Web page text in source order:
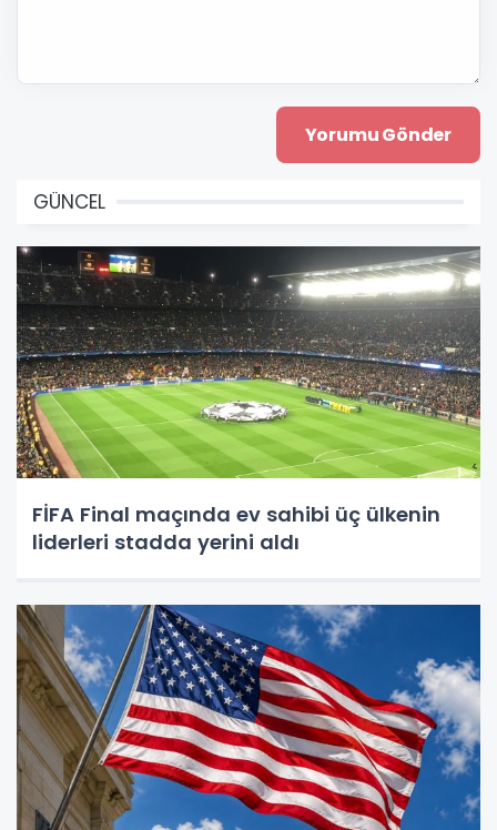
GÜNCEL
FİFA Final maçında ev sahibi üç ülkenin
liderleri stadda yerini aldı